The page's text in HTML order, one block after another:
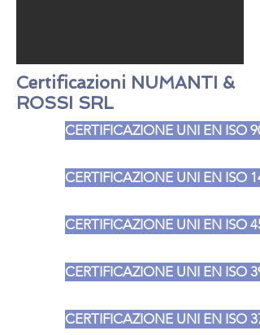
Certificazioni NUMANTI &
ROSSI SRL
CERTIFICAZIONE UNI EN ISO
CERTIFICAZIONE UNI EN ISO
CERTIFICAZIONE UNI EN ISO
CERTIFICAZIONE UNI EN ISO
CERTIFICAZIONE UNI EN ISO